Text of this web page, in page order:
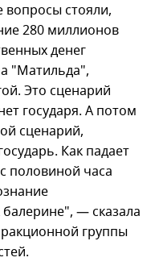
стояли,
280 миллионов
денег
"Матильда",
Это сценарий
государя. А потом
сценарий,
Как падает
половиной часа
— сказала
группы